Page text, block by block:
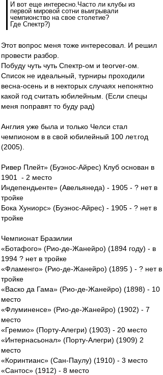
И вот еще интересно.Часто ли клубы из
первой мировой сотни выигрывали
чемпионство на свое столетие?
Где Спектр?)
Этот вопрос меня тоже интересовал. И решил
провести разбор.
Побуду чуть чуть Спектр-ом и teorver-ом.
Список не идеальный, турниры проходили
весна-осень и в некторых случаях непонятно
какой год считать юбилейным. (Если спецы
меня поправят то буду рад)
Англия уже была и только Челси стал
чемпионом в в свой юбилейный 100 лет.год
(2005).
Ривер Плейт» (Буэнос-Айрес) Клуб основан в
1901 - 2 место
Индепендьенте» (Авельянеда) - 1905 - ? нет в
тройке
Бока Хуниорс» (Буэнос-Айрес) - 1905 - ? нет в
тройке
Чемпионат Бразилии
«Ботафого» (Рио-де-Жанейро) (1894 году) - в
1994 ? нет в тройке
«Фламенго» (Рио-де-Жанейро) (1895 ) - ? нет в
тройке
«Васко да Гама» (Рио-де-Жанейро) (1898) - 10
место
«Флуминенсе» (Рио-де-Жанейро) (1902) - 7
место
«Гремио» (Порту-Алегри) (1903) - 20 место
«Интернасьонал» (Порту-Алегри) (1909) 2
место
«Коринтианс» (Сан-Паулу) (1910) - 3 место
«Сантос» (1912) - 8 место